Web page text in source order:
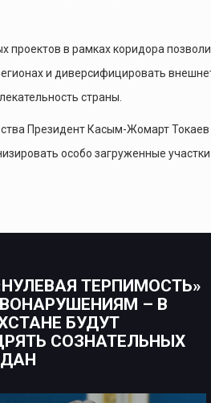
в рамках коридора
и диверсифицировать
страны.
Президент Касым-Жомарт Токаев
особо загруженные
ТЕРПИМОСТЬ»
– В
БУДУТ
СОЗНАТЕЛЬНЫХ